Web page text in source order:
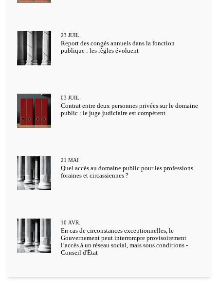
Report des congés annuels dans la fonction
publique : les règles évoluent
23 JUIL.
Contrat entre deux personnes privées sur le domaine
public : le juge judiciaire est compétent
03 JUIL.
Quel accès au domaine public pour les professions
foraines et circassiennes ?
21 MAI
En cas de circonstances exceptionnelles, le
Gouvernement peut interrompre provisoirement
l’accès à un réseau social, mais sous conditions -
Conseil d'État
10 AVR.